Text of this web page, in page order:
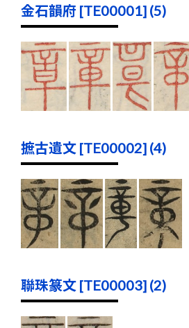
金石韻府 [TE00001] (5)
摭古遺文 [TE00002] (4)
聯珠篆文 [TE00003] (2)